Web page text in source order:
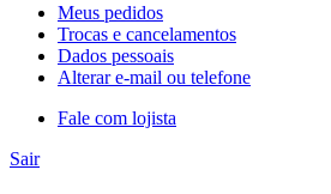
Meus pedidos
Trocas e cancelamentos
Dados pessoais
Alterar e-mail ou telefone
Fale com lojista
Sair